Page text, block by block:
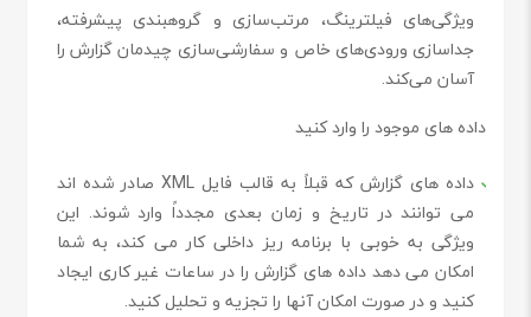
ویژگی‌های فیلترینگ، مرتب‌سازی و گروهبندی پیشرفته،
جداسازی ورودی‌های خاص و سفارشی‌سازی چیدمان گزارش را
آسان می‌کند.
داده های موجود را وارد کنید
داده های گزارش که قبلاً به قالب فایل XML صادر شده اند
می توانند در تاریخ و زمان بعدی مجدداً وارد شوند. این
ویژگی به خوبی با برنامه ریز داخلی کار می کند، به شما
امکان می دهد داده های گزارش را در ساعات غیر کاری ایجاد
کنید و در صورت امکان آنها را تجزیه و تحلیل کنید.